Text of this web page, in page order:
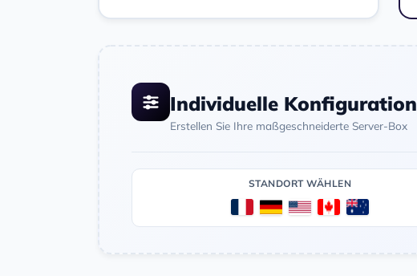
Individuelle Konfiguration
Erstellen Sie Ihre maßgeschneiderte Server-Box
STANDORT WÄHLEN